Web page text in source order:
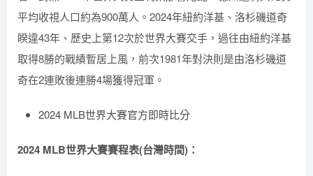
平均收視人口約為900萬人。2024年紐約洋基、洛杉磯道奇
睽違43年、歷史上第12次於世界大賽交手，過往由紐約洋基
取得8勝的戰績暫居上風，前次1981年對決則是由洛杉磯道
奇在2連敗後連勝4場獲得冠軍。
2024 MLB世界大賽官方即時比分
2024 MLB世界大賽賽程表(台灣時間)：